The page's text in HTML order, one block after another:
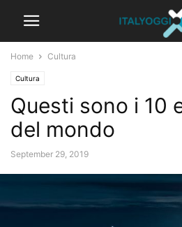
Home Cultura
Cultura
Questi sono i 10
del mondo
September 29, 2019